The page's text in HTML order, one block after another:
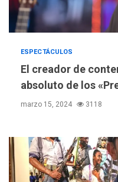
ESPECTÁCULOS
El creador de
absoluto de los
marzo 15, 2024 3118